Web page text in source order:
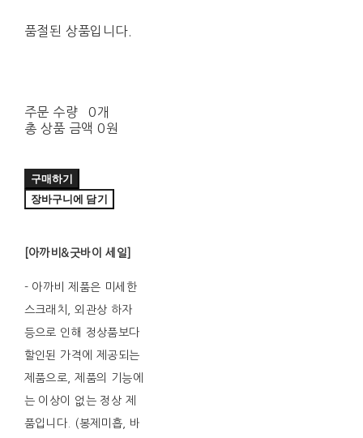
품절된 상품입니다.
주문 수량
0개
총 상품 금액 0원
구매하기
장바구니에 담기
[아까비&굿바이 세일]
- 아까비 제품은 미세한
스크래치, 외관상 하자
등으로 인해 정상품보다
할인된 가격에 제공되는
제품으로, 제품의 기능에
는 이상이 없는 정상 제
품입니다. (봉제미흡, 바